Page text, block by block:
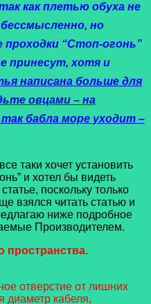
как плетью обуха не
но
“Стоп-огонь”
принесут, хотя и
написана больше для
овцами – на
бабла море уходит –
таки хочет установить
и хотел бы видеть
поскольку только
взялся читать статью и
ниже подробное
Производителем.
пространства.
отверстие от лишних
диаметр кабеля,